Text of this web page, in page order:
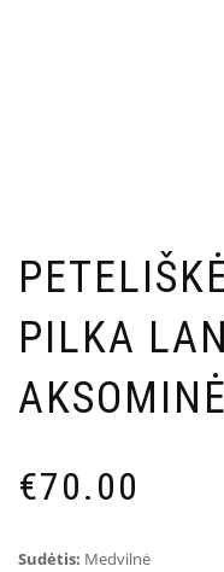
PILKA
AKSOMINĖ
€70.00
Sudėtis: Medvilnė